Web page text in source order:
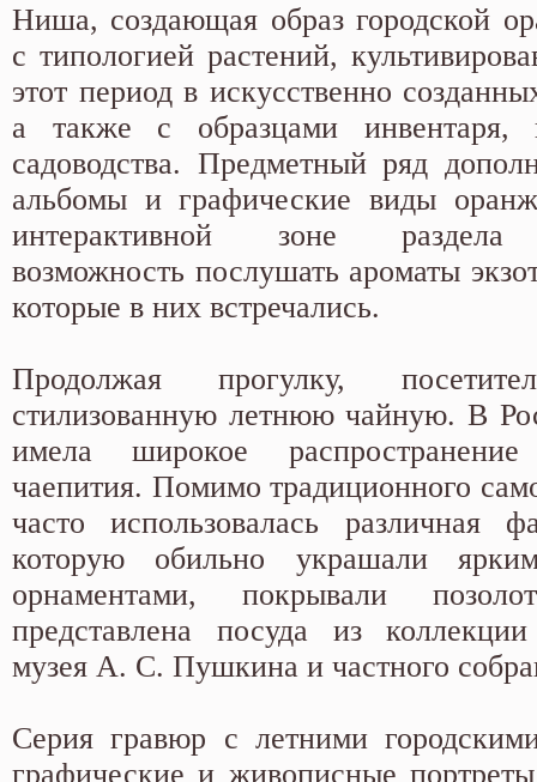
Ниша, создающая образ городской
с типологией растений,
этот период в искусственно
а также с образцами инвентаря,
садоводства. Предметный ряд
альбомы и графические виды
интерактивной зоне раздела
возможность послушать ароматы
которые в них встречались.
Продолжая прогулку,
стилизованную летнюю чайную. В
имела широкое
чаепития. Помимо традиционного
часто использовалась различная
которую обильно украшали
орнаментами, покрывали
представлена посуда из коллекции
музея А. С. Пушкина и частного
Серия гравюр с летними
графические и живописные